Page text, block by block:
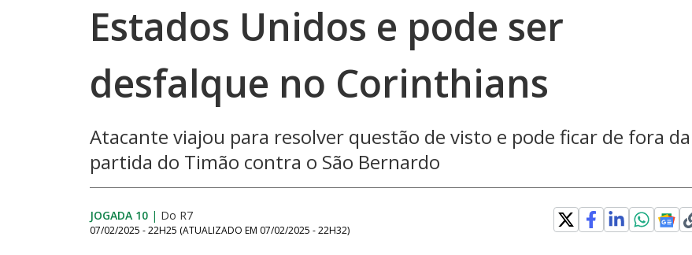
Estados Unidos e pode ser
desfalque no Corinthians
Atacante viajou para resolver questão de visto e pode ficar de fora da
partida do Timão contra o São Bernardo
JOGADA 10 | Do R7
07/02/2025 - 22H25 (ATUALIZADO EM 07/02/2025 - 22H32)